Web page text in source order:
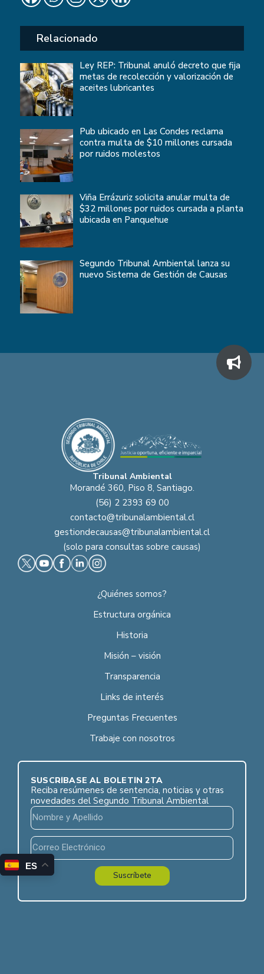
Relacionado
Ley REP: Tribunal anuló decreto que fija
metas de recolección y valorización de
aceites lubricantes
Pub ubicado en Las Condes reclama
contra multa de $10 millones cursada
por ruidos molestos
Viña Errázuriz solicita anular multa de
$32 millones por ruidos cursada a planta
ubicada en Panquehue
Segundo Tribunal Ambiental lanza su
nuevo Sistema de Gestión de Causas
Tribunal Ambiental
Morandé 360, Piso 8, Santiago.
(56) 2 2393 69 00
contacto@tribunalambiental.cl
gestiondecausas@tribunalambiental.cl
(solo para consultas sobre causas)
¿Quiénes somos?
Estructura orgánica
Historia
Misión – visión
Transparencia
Links de interés
Preguntas Frecuentes
Trabaje con nosotros
SUSCRÍBASE AL BOLETÍN 2TA
Reciba resúmenes de sentencia, noticias y otras
novedades del Segundo Tribunal Ambiental
Suscríbete
ES